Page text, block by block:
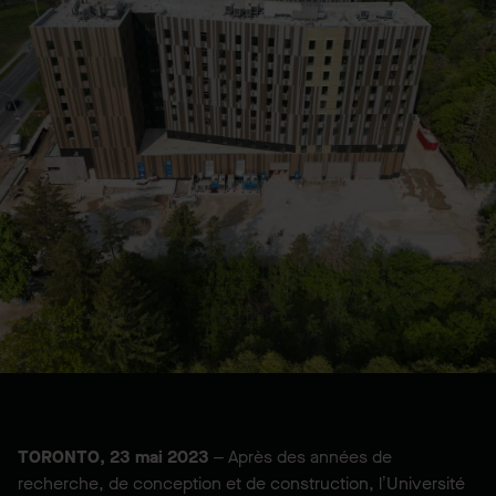
TORONTO, 23 mai 2023 – Après des années de
recherche, de conception et de construction, l’Université